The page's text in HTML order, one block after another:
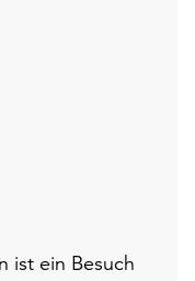
ist ein Besuch